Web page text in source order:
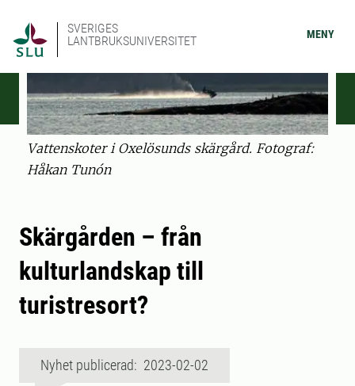
SVERIGES
LANTBRUKSUNIVERSITET
MENY
Vattenskoter i Oxelösunds skärgård. Fotograf:
Håkan Tunón
Skärgården – från
kulturlandskap till
turistresort?
Nyhet publicerad: 2023-02-02